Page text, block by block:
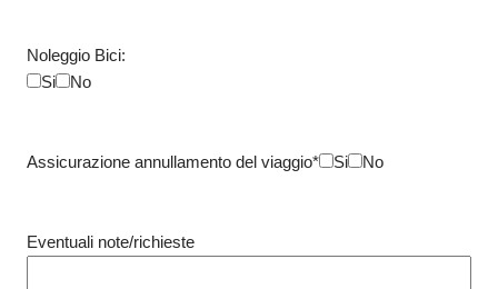
Noleggio Bici:
Si
No
Assicurazione annullamento del viaggio* Si No
Eventuali note/richieste